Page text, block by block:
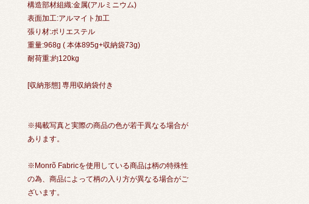
構造部材組織:金属(アルミニウム)
表面加工:アルマイト加工
張り材:ポリエステル
重量:968g ( 本体895g+収納袋73g)
耐荷重:約120kg
[収納形態] 専用収納袋付き
※掲載写真と実際の商品の色が若干異なる場合が
あります。
※Monrõ Fabricを使用している商品は柄の特殊性
の為、商品によって柄の入り方が異なる場合がご
ざいます。